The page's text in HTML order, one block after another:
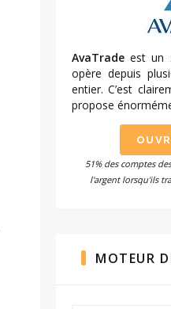
AvaTrade est un
opère depuis
entier. C’est
propose
51% des comptes
l'argent lorsqu'ils
MOTEUR